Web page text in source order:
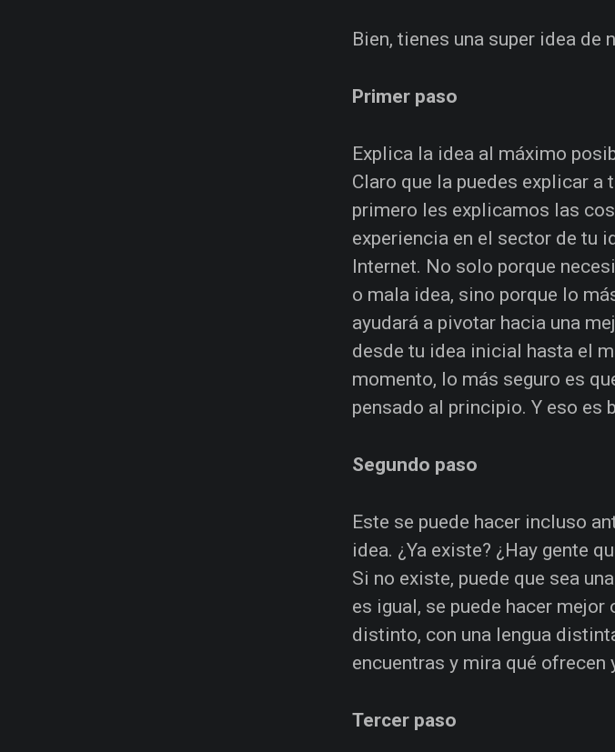
Bien, tienes una super idea
Primer paso
Explica la idea al máximo
Claro que la puedes explicar a
primero les explicamos las
experiencia en el sector de tu
Internet. No solo porque
o mala idea, sino porque lo
ayudará a pivotar hacia una
desde tu idea inicial hasta el
momento, lo más seguro es
pensado al principio. Y eso es
Segundo paso
Este se puede hacer incluso
idea. ¿Ya existe? ¿Hay gente
Si no existe, puede que sea
es igual, se puede hacer
distinto, con una lengua
encuentras y mira qué
Tercer paso